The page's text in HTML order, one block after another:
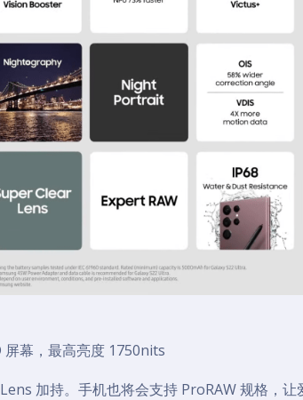
屏幕，最高亮度 1750nits
加持。手机也将会支持 ProRAW 规格，让